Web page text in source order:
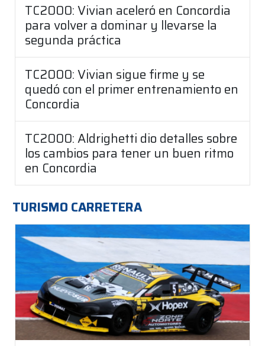
TC2000: Vivian aceleró en Concordia
para volver a dominar y llevarse la
segunda práctica
TC2000: Vivian sigue firme y se
quedó con el primer entrenamiento en
Concordia
TC2000: Aldrighetti dio detalles sobre
los cambios para tener un buen ritmo
en Concordia
TURISMO CARRETERA